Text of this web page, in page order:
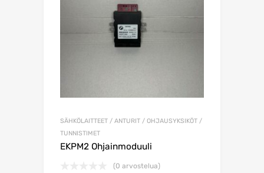
SÄHKÖLAITTEET / ANTURIT / OHJAUSYKSIKÖT /
TUNNISTIMET
EKPM2 Ohjainmoduuli
(0 arvostelua)